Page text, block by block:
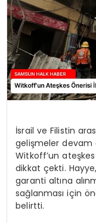
TEKNOLOJI
YAŞAM
İsrail ve Filistin
gelişmeler devam
Witkoff’un ateşkes
dikkat çekti.
garanti altına
sağlanması için
belirtti.